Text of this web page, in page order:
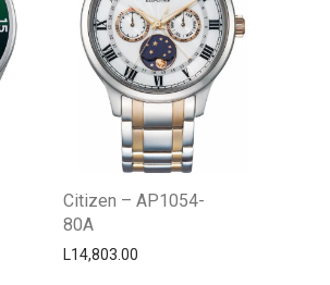
Citizen – AP1054-
80A
L14,803.00
Centro Citizen
Typically replies within a day